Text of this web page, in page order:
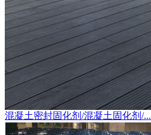
混凝土密封固化剂/混凝土固化剂/...